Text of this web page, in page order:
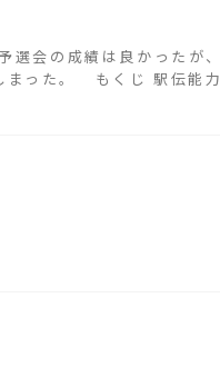
会の成績は良かったが、
まった。 もくじ 駅伝能力